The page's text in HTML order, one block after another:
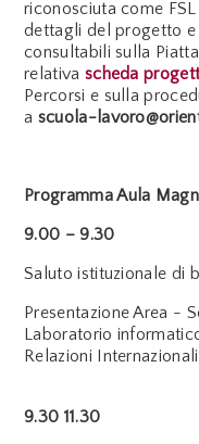
riconosciuta come
dettagli del progetto e
consultabili sulla
relativa scheda
Percorsi e sulla
a scuola-
Programma Aula
9.00 – 9.30
Saluto istituzionale di
Presentazione Area -
Laboratorio
Relazioni
9.30 11.30